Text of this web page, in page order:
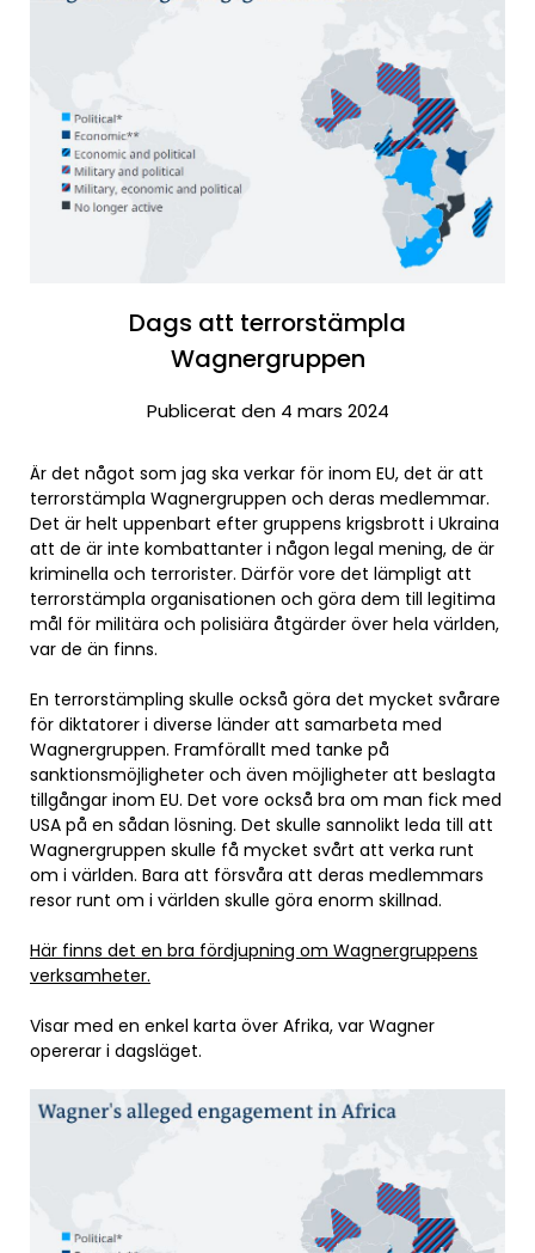
Dags att terrorstämpla
Wagnergruppen
Publicerat den 4 mars 2024
Är det något som jag ska verkar för inom EU, det är att
terrorstämpla Wagnergruppen och deras medlemmar.
Det är helt uppenbart efter gruppens krigsbrott i Ukraina
att de är inte kombattanter i någon legal mening, de är
kriminella och terrorister. Därför vore det lämpligt att
terrorstämpla organisationen och göra dem till legitima
mål för militära och polisiära åtgärder över hela världen,
var de än finns.
En terrorstämpling skulle också göra det mycket svårare
för diktatorer i diverse länder att samarbeta med
Wagnergruppen. Framförallt med tanke på
sanktionsmöjligheter och även möjligheter att beslagta
tillgångar inom EU. Det vore också bra om man fick med
USA på en sådan lösning. Det skulle sannolikt leda till att
Wagnergruppen skulle få mycket svårt att verka runt
om i världen. Bara att försvåra att deras medlemmars
resor runt om i världen skulle göra enorm skillnad.
Här finns det en bra fördjupning om Wagnergruppens
verksamheter.
Visar med en enkel karta över Afrika, var Wagner
opererar i dagsläget.